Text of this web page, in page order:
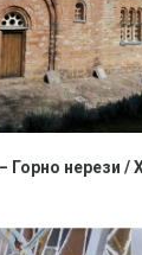
Горно нерези /